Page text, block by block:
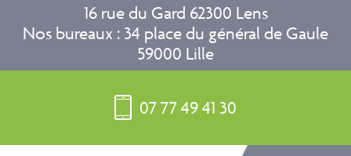
16 rue du Gard 62300 Lens
Nos bureaux : 34 place du général de Gaule
59000 Lille
07 77 49 41 30